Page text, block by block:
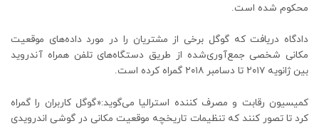
محکوم شده است.
دادگاه دریافت که گوگل برخی از مشتریان را در مورد داده‌های موقعیت
مکانی شخصی جمع‌آوری‌شده از طریق دستگاه‌های تلفن همراه آندروید
بین ژانویه ۲۰۱۷ تا دسامبر ۲۰۱۸ گمراه کرده است.
کمیسیون رقابت و مصرف کننده استرالیا می‌گوید:«گوگل کاربران را گمراه
کرد تا تصور کنند که تنظیمات تاریخچه موقعیت مکانی در گوشی اندرویدی